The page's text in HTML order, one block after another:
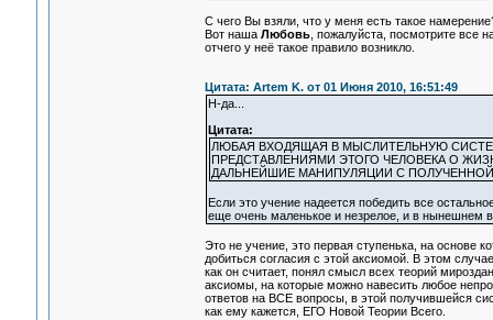
С чего Вы взяли, что у меня есть такое
Вот наша Любовь, пожалуйста, посмотрите все
отчего у неё такое правило возникло.
Цитата: Artem K. от 01 Июня 2010, 16:51:49
Н-да...
Цитата:
ЛЮБАЯ ВХОДЯЩАЯ В МЫСЛИТЕЛЬНУЮ
ПРЕДСТАВЛЕНИЯМИ ЭТОГО ЧЕЛОВЕКА О
ДАЛЬНЕЙШИЕ МАНИПУЛЯЦИИ С
Если это учение надеется победить все
еще очень маленькое и незрелое, и в нынешнем
Это не учение, это первая ступенька, на основе
добиться согласия с этой аксиомой. В этом
как он считает, понял смысл всех теорий
аксиомы, на которые можно навесить любое
ответов на ВСЕ вопросы, в этой получившейся
как ему кажется, ЕГО Новой Теории Всего.